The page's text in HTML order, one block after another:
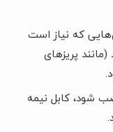
که نیاز است
پریزهای
شود، کابل نیمه